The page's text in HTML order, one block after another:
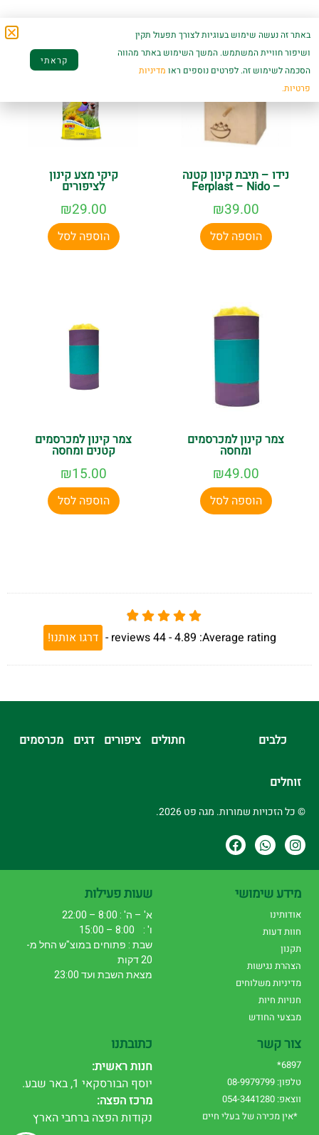
נידו – תיבת קינון קטנה
– Ferplast – Nido
₪39.00
הוספה לסל
קיקי מצע קינון
לציפורים
₪29.00
הוספה לסל
צמר קינון למכרסמים
ומחסה
₪49.00
הוספה לסל
צמר קינון למכרסמים
קטנים ומחסה
₪15.00
הוספה לסל
Average rating:
4.89 -
44
reviews
- דרגו אותנו!
כלבים חתולים ציפורים דגים מכרסמים
זוחלים
© כל הזכויות שמורות. מגה פט 2026.
מידע שימושי
אודותינו
חוות דעות
תקנון
הצהרת נגישות
מדיניות משלוחים
חנויות חיות
מבצעי החודש
שעות פעילות
א' – ה' : 8:00 – 22:00
ו' : 8:00 – 15:00
שבת : פתוחים במוצ"ש החל מ-
20 דקות
מצאת השבת ועד 23:00
צור קשר
6897*
טלפון: 08-9979799
ווצאפ: 054-3441280
*אין מכירה של בעלי חיים
כתובתנו
חנות ראשית:
יוסף הבורסקאי 1, באר שבע.
מרכז הפצה:
נקודות הפצה ברחבי הארץ
באתר זה נעשה שימוש בעוגיות לצורך תפעול תקין
ושיפור חוויית המשתמש. המשך השימוש באתר מהווה
הסכמה לשימוש זה. לפרטים נוספים ראו מדיניות
פרטיות.
קראתי